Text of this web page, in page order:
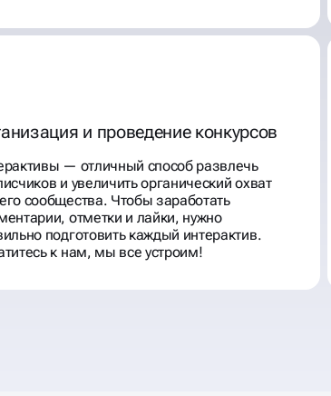
и проведение конкурсов
— отличный способ развлечь
и увеличить органический охват
сообщества. Чтобы заработать
отметки и лайки, нужно
подготовить каждый интерактив.
к нам, мы все устроим!